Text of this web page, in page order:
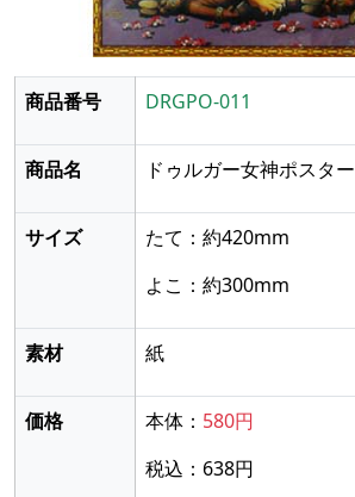
商品番号 DRGPO-011
商品名 ドゥルガー女神ポスター
サイズ
たて：約420mm
よこ：約300mm
素材 紙
価格 本体： 580円
税込：638円